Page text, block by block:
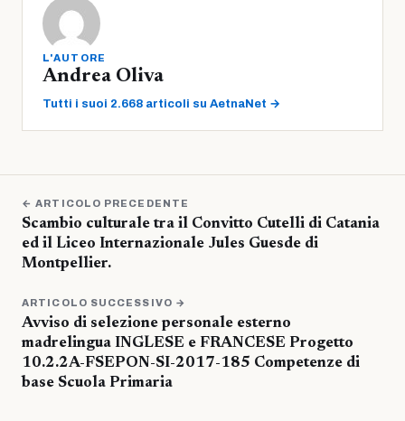
L'AUTORE
Andrea Oliva
Tutti i suoi 2.668 articoli su AetnaNet →
← ARTICOLO PRECEDENTE
Scambio culturale tra il Convitto Cutelli di Catania
ed il Liceo Internazionale Jules Guesde di
Montpellier.
ARTICOLO SUCCESSIVO →
Avviso di selezione personale esterno
madrelingua INGLESE e FRANCESE Progetto
10.2.2A-FSEPON-SI-2017-185 Competenze di
base Scuola Primaria